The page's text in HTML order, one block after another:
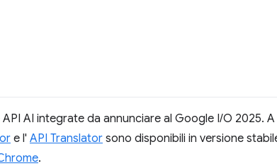
AI integrate da annunciare al Google I/O 2025.
e l' API Translator sono disponibili in versione
.